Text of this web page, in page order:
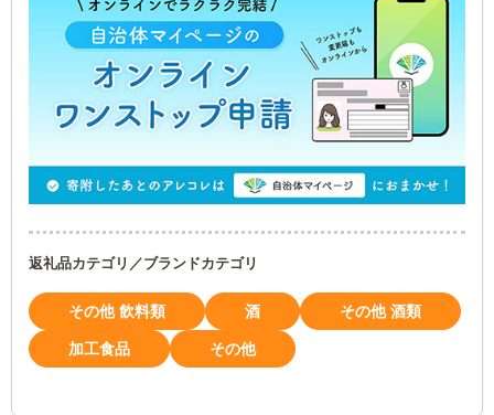
返礼品カテゴリ／ブランドカテゴリ
その他 飲料類 酒 その他 酒類
加工食品 その他